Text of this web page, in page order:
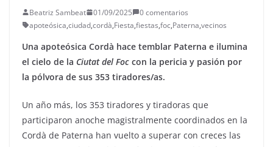
Beatriz Sambeat 01/09/2025
0 comentarios
apoteósica,ciudad,cordà,Fiesta,fiestas,foc,Paterna,vecinos
Una apoteósica Cordà hace temblar Paterna e ilumina
el cielo de la Ciutat del Foc con la pericia y pasión por
la pólvora de sus 353 tiradores/as.
Un año más, los 353 tiradores y tiradoras que
participaron anoche magistralmente coordinados en la
Cordà de Paterna han vuelto a superar con creces las